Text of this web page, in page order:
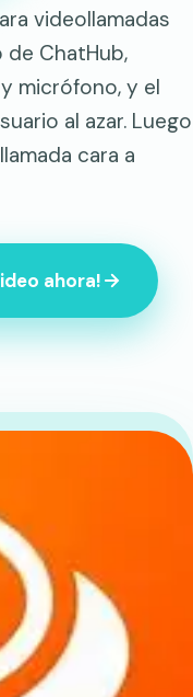
videollamadas
de ChatHub,
micrófono, y el
al azar. Luego
cara a
ahora!